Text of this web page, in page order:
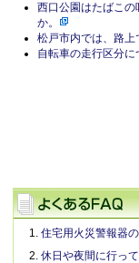
西口公園はたばこ
か。
松戸市内では、路上
自転車の走行区分に
住宅用火災警報器
休日や夜間に行っ